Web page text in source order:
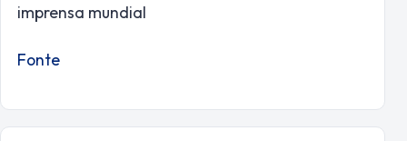
imprensa mundial
Fonte